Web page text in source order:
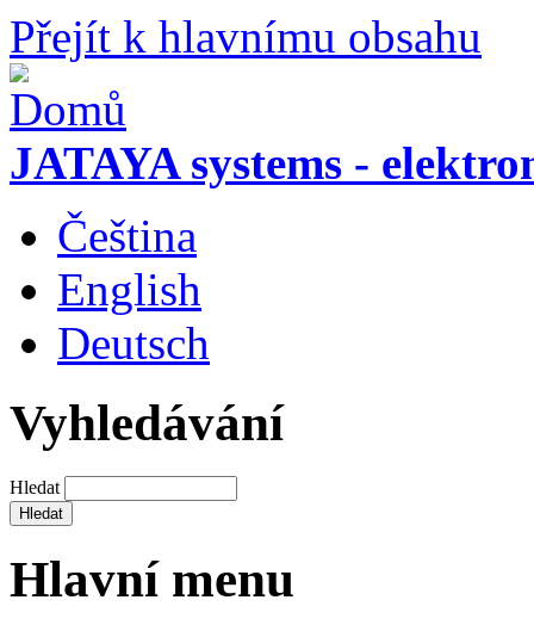
Přejít k hlavnímu obsahu
JATAYA systems -
Čeština
English
Deutsch
Vyhledávání
Hledat
Hlavní menu